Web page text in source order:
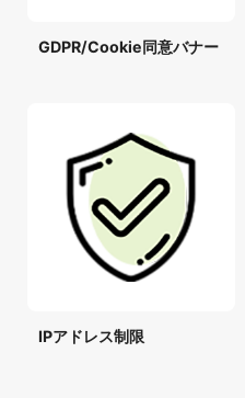
GDPR/Cookie同意バナー
IPアドレス制限